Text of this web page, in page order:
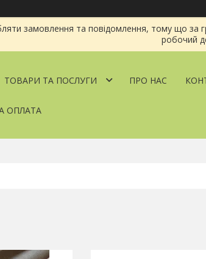
замовлення та повідомлення, тому що за
робочий
ТОВАРИ ТА ПОСЛУГИ ПРО НАС
ОПЛАТА